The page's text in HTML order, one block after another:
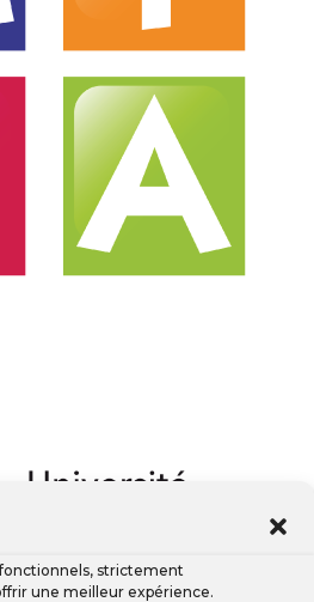
strictement
une meilleur expérience.